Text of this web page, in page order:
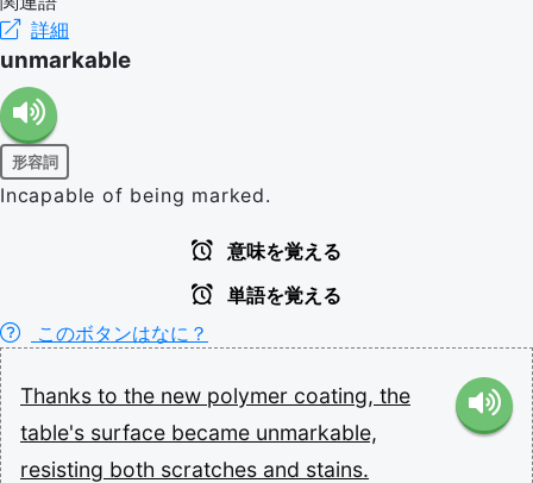
詳細
unmarkable
形容詞
Incapable of being marked.
意味を覚える
単語を覚える
このボタンはなに？
Thanks to the new polymer coating, the
table's surface became unmarkable,
resisting both scratches and stains.